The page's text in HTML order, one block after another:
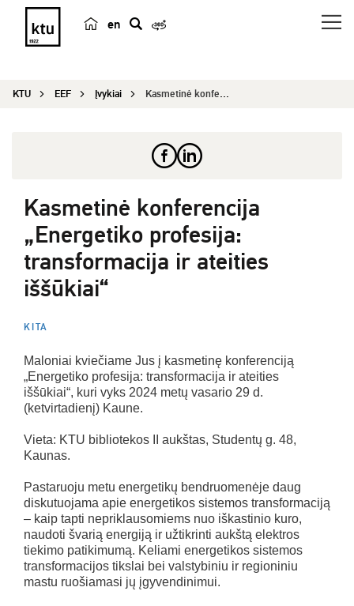
en
e
KTU EEF Įvykiai Kasmetinė konferencija „Energetiko profesija: tr...
Kasmetinė konferencija
„Energetiko profesija:
transformacija ir ateities
iššūkiai“
KITA
Maloniai kviečiame Jus į kasmetinę konferenciją
„Energetiko profesija: transformacija ir ateities
iššūkiai“, kuri vyks 2024 metų vasario 29 d.
(ketvirtadienį) Kaune.
Vieta: KTU bibliotekos II aukštas, Studentų g. 48,
Kaunas.
Pastaruoju metu energetikų bendruomenėje daug
diskutuojama apie energetikos sistemos transformaciją
– kaip tapti nepriklausomiems nuo iškastinio kuro,
naudoti švarią energiją ir užtikrinti aukštą elektros
tiekimo patikimumą. Keliami energetikos sistemos
transformacijos tikslai bei valstybiniu ir regioniniu
mastu ruošiamasi jų įgyvendinimui.